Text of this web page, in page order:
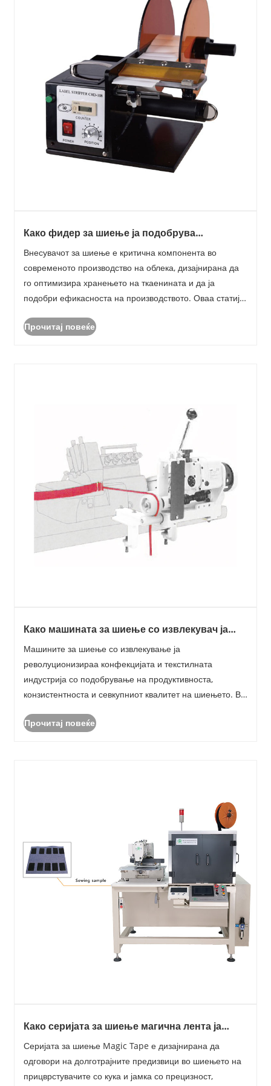
Како фидер за шиење ја подобрува
Внесувачот за шиење е критична компонента во
современото производство на облека, дизајнирана да
го оптимизира хранењето на ткаенината и да ја
подобри ефикасноста на производството. Оваа статија
придобивките и советите за одржување на фидерите за
Прочитај повеќе
Како машината за шиење со извлекувач ја
Машините за шиење со извлекување ја
револуционизираа конфекцијата и текстилната
индустрија со подобрување на продуктивноста,
конзистентноста и севкупниот квалитет на шиењето. Во
карактеристики на машините за шиење со влечење,
Прочитај повеќе
Како серијата за шиење магична лента ја
шиење?
Серијата за шиење Magic Tape е дизајнирана да
одговори на долготрајните предизвици во шиењето на
прицврстувачите со кука и јамка со прецизност,